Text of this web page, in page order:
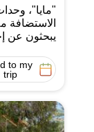
"مايا"،
الاستضافة
يبحثون عن
to my
trip